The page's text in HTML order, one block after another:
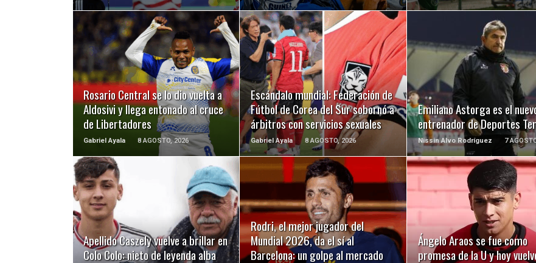
Rosario Central se lo dio vuelta a
Aldosivi y llega entonado al cruce
de Libertadores
Gabriel Ayala 8 AGOSTO, 2026
LEER MÁS
Escándalo mundial: Federación de
Fútbol de Corea del Sur sobornó a
árbitros con servicios sexuales
Gabriel Ayala 8 AGOSTO, 2026
LEER MÁS
Emiliano Astorga es el
entrenador de Deportes
Nissin Alvo Rodríguez 7
LEER MÁS
Apellido Caszely vuelve a brillar en
Colo Colo: nieto de leyenda alba
LEER MÁS
Rodri, el mejor jugador del
Mundial 2026, da el sí al
Barcelona: un golpe al mercado
LEER MÁS
Ángelo Araos se fue como
promesa de la U y hoy
LEER MÁS